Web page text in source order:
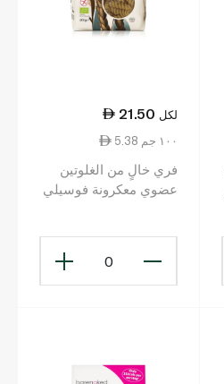
21.50 لكل
5.38 ١٠٠ جم
فري خالٍ من الغلوتين
عضوي معكرونة فوسيلي
0